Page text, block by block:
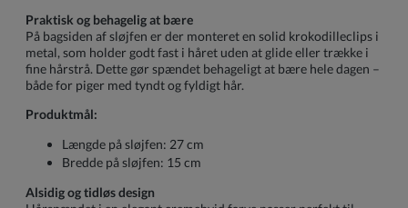
Praktisk og behagelig at bære
På bagsiden af sløjfen er der monteret en solid krokodilleclips i
metal, som holder godt fast i håret uden at glide eller trække i
fine hårstrå. Dette gør spændet behageligt at bære hele dagen –
både for piger med tyndt og fyldigt hår.
Produktmål:
Længde på sløjfen: 27 cm
Bredde på sløjfen: 15 cm
Alsidig og tidløs design